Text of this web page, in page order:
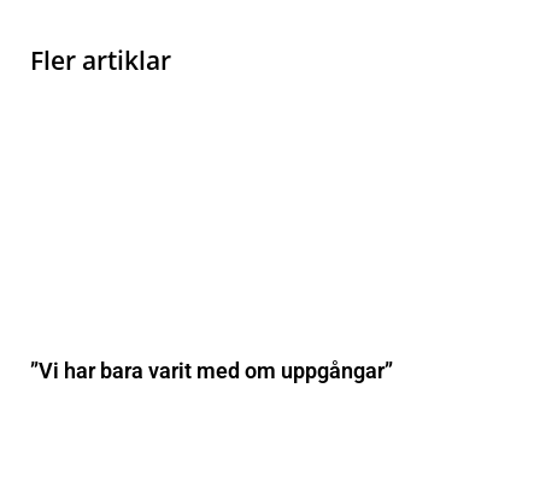
Fler artiklar
”Vi har bara varit med om uppgångar”